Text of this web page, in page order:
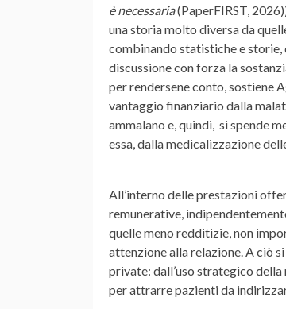
è necessaria(PaperFIRST,
una storia molto diversa da
combinando statistiche e storie,
discussione con forza la
per rendersene conto, sostiene
vantaggio finanziario dalla
ammalano e, quindi, si spende
essa, dalla medicalizzazione
All’interno delle prestazioni
remunerative,
quelle meno redditizie, non
attenzione alla relazione. A ciò
private: dall’uso strategico
per attrarre pazienti da